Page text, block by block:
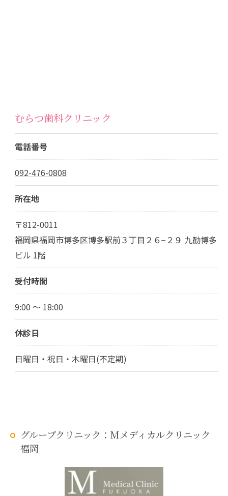
むらつ歯科クリニック
電話番号
092-476-0808
所在地
〒812-0011
福岡県福岡市博多区博多駅前３丁目２６−２９ 九勧博多
ビル 1階
受付時間
9:00 ～ 18:00
休診日
日曜日・祝日・木曜日(不定期)
グループクリニック：Mメディカルクリニック
福岡